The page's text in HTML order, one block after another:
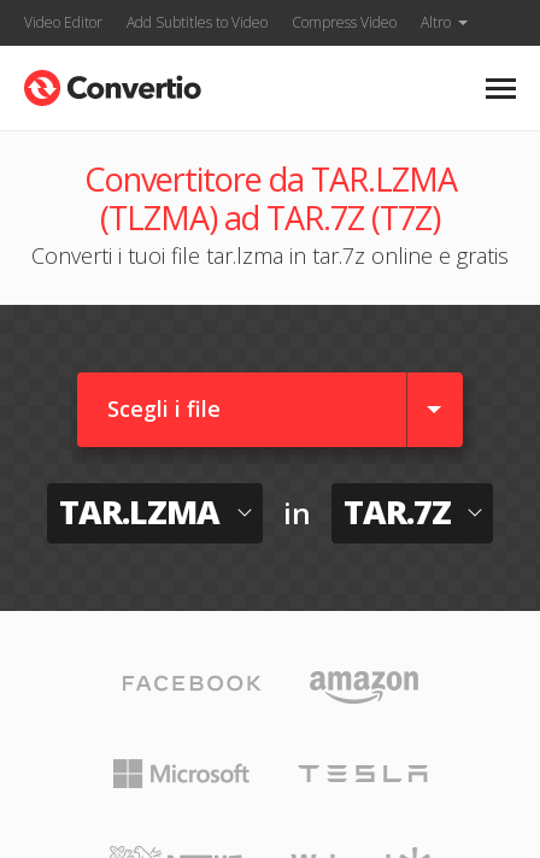
Video Editor Add Subtitles to Video Compress Video Altro
Convertitore da TAR.LZMA
(TLZMA) ad TAR.7Z (T7Z)
Converti i tuoi file tar.lzma in tar.7z online e gratis
Scegli i file
TAR.LZMA in TAR.7Z